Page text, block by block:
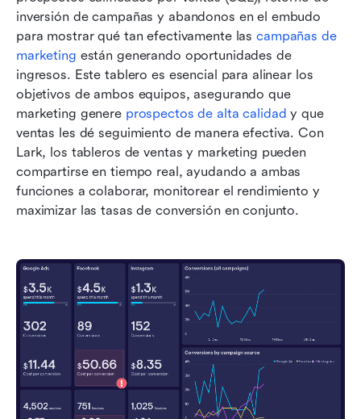
inversión de campañas y abandonos en el embudo
para mostrar qué tan efectivamente las campañas de
marketing están generando oportunidades de
ingresos. Este tablero es esencial para alinear los
objetivos de ambos equipos, asegurando que
marketing genere prospectos de alta calidad y que
ventas les dé seguimiento de manera efectiva. Con
Lark, los tableros de ventas y marketing pueden
compartirse en tiempo real, ayudando a ambas
funciones a colaborar, monitorear el rendimiento y
maximizar las tasas de conversión en conjunto.